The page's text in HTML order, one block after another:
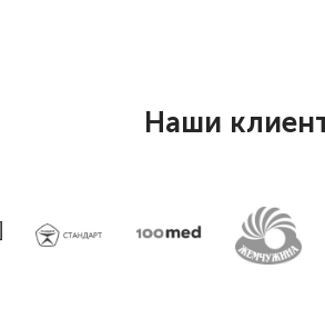
интересующие вопросы и в
Наши